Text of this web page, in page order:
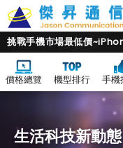
挑戰手機市場最低價
價格總覽 機型排行 手機
生活科技新動態